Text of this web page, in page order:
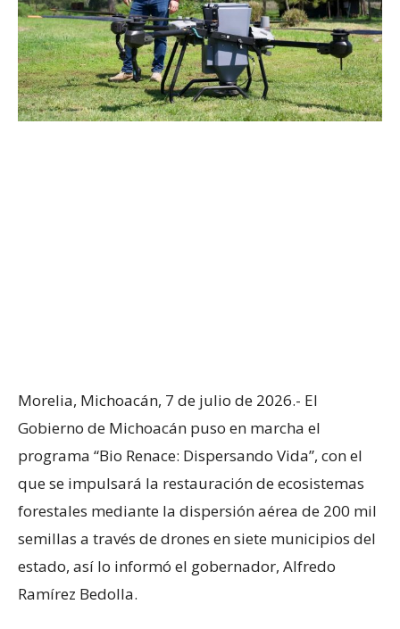
Morelia, Michoacán, 7 de julio de 2026.- El
Gobierno de Michoacán puso en marcha el
programa “Bio Renace: Dispersando Vida”, con el
que se impulsará la restauración de ecosistemas
forestales mediante la dispersión aérea de 200 mil
semillas a través de drones en siete municipios del
estado, así lo informó el gobernador, Alfredo
Ramírez Bedolla.